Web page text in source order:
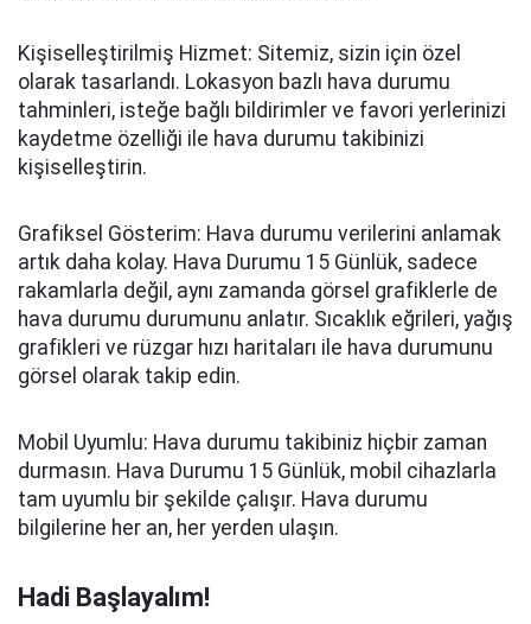
Kişiselleştirilmiş Hizmet: Sitemiz, sizin için özel
olarak tasarlandı. Lokasyon bazlı hava durumu
tahminleri, isteğe bağlı bildirimler ve favori yerlerinizi
kaydetme özelliği ile hava durumu takibinizi
kişiselleştirin.
Grafiksel Gösterim: Hava durumu verilerini anlamak
artık daha kolay. Hava Durumu 15 Günlük, sadece
rakamlarla değil, aynı zamanda görsel grafiklerle de
hava durumu durumunu anlatır. Sıcaklık eğrileri, yağış
grafikleri ve rüzgar hızı haritaları ile hava durumunu
görsel olarak takip edin.
Mobil Uyumlu: Hava durumu takibiniz hiçbir zaman
durmasın. Hava Durumu 15 Günlük, mobil cihazlarla
tam uyumlu bir şekilde çalışır. Hava durumu
bilgilerine her an, her yerden ulaşın.
Hadi Başlayalım!